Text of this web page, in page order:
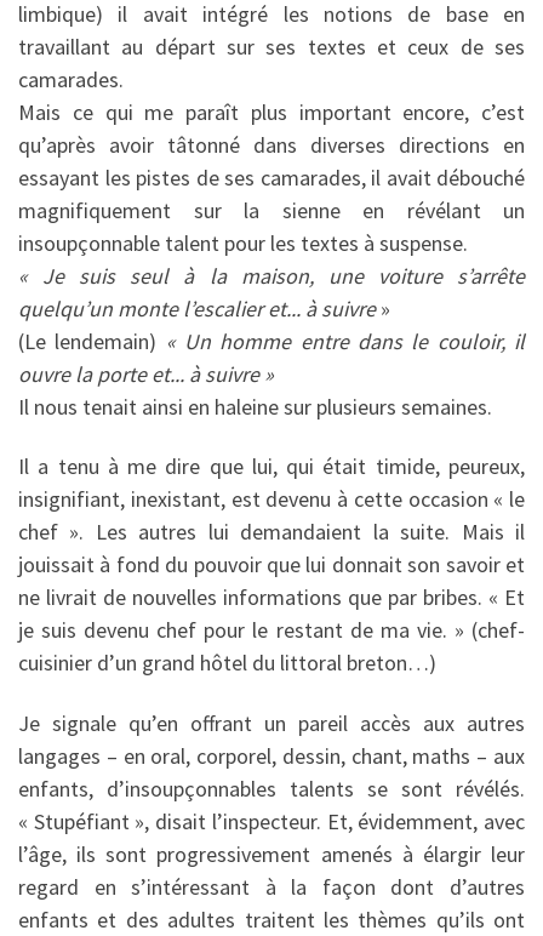
limbique) il avait intégré les notions de base en
travaillant au départ sur ses textes et ceux de ses
camarades.
Mais ce qui me paraît plus important encore, c’est
qu’après avoir tâtonné dans diverses directions en
essayant les pistes de ses camarades, il avait débouché
magnifiquement sur la sienne en révélant un
insoupçonnable talent pour les textes à suspense.
« Je suis seul à la maison, une voiture s’arrête
quelqu’un monte l’escalier et... à suivre»
(Le lendemain) « Un homme entre dans le couloir, il
ouvre la porte et... à suivre »
Il nous tenait ainsi en haleine sur plusieurs semaines.
Il a tenu à me dire que lui, qui était timide, peureux,
insignifiant, inexistant, est devenu à cette occasion « le
chef ». Les autres lui demandaient la suite. Mais il
jouissait à fond du pouvoir que lui donnait son savoir et
ne livrait de nouvelles informations que par bribes. « Et
je suis devenu chef pour le restant de ma vie. » (chef-
cuisinier d’un grand hôtel du littoral breton…)
Je signale qu’en offrant un pareil accès aux autres
langages – en oral, corporel, dessin, chant, maths – aux
enfants, d’insoupçonnables talents se sont révélés.
« Stupéfiant », disait l’inspecteur. Et, évidemment, avec
l’âge, ils sont progressivement amenés à élargir leur
regard en s’intéressant à la façon dont d’autres
enfants et des adultes traitent les thèmes qu’ils ont